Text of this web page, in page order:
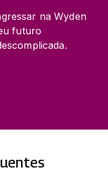
na Wyden
futuro